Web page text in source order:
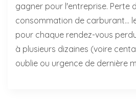
gagner pour l'entreprise. Perte
consommation de carburant...
pour chaque rendez-vous
à plusieurs dizaines (voire
oublie ou urgence de dernière